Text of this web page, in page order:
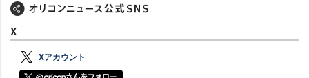
X
Xアカウント